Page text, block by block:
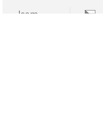
Jsem